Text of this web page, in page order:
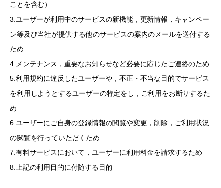
ことを含む）
3.ユーザーが利用中のサービスの新機能，更新情報，キャンペー
ン等及び当社が提供する他のサービスの案内のメールを送付する
ため
4.メンテナンス，重要なお知らせなど必要に応じたご連絡のため
5.利用規約に違反したユーザーや，不正・不当な目的でサービス
を利用しようとするユーザーの特定をし，ご利用をお断りするた
め
6.ユーザーにご自身の登録情報の閲覧や変更，削除，ご利用状況
の閲覧を行っていただくため
7.有料サービスにおいて，ユーザーに利用料金を請求するため
8.上記の利用目的に付随する目的